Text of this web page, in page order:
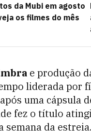
da Mubi em agosto
os filmes do mês
e produção
liderada por
após uma cápsula
fez o título
semana da estreia.